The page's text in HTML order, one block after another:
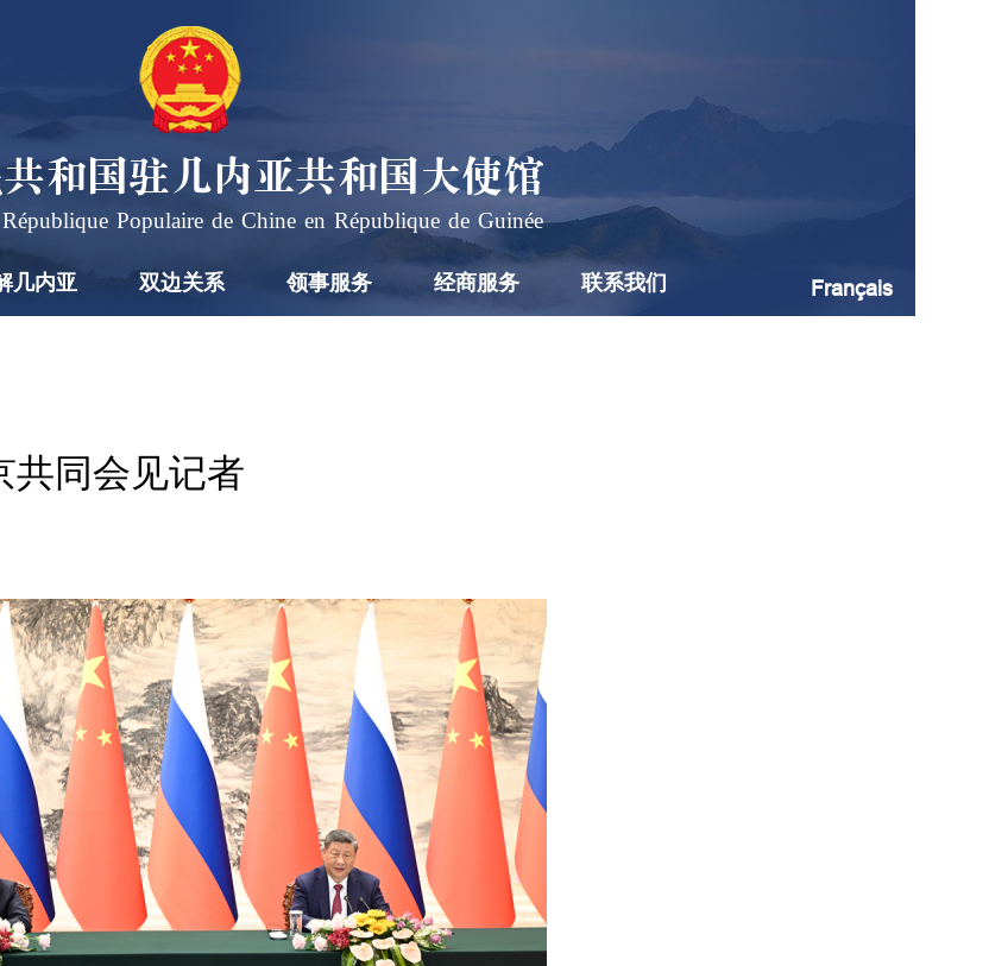
和国驻几内亚共和国大使馆
Populaire de Chine en République de Guinée
几内亚 双边关系 领事服务 经商服务 联系我们 Français
共同会见记者